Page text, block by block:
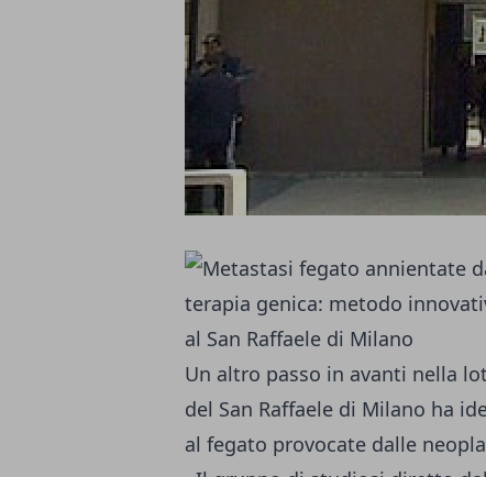
Un altro passo in avanti nella
del San Raffaele di Milano ha
al fegato provocate dalle